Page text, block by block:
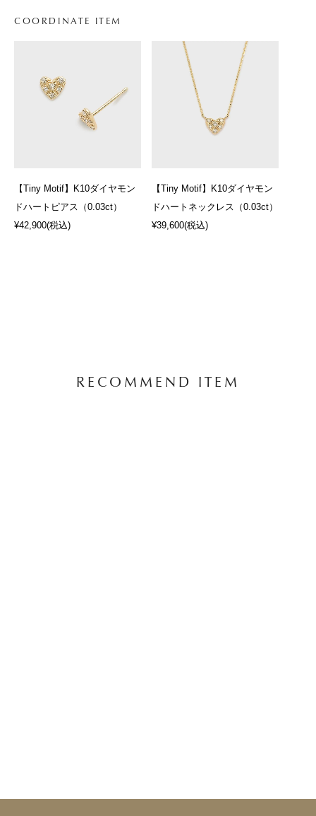
COORDINATE ITEM
【Tiny Motif】K10ダイヤモン
ドハートピアス（0.03ct）
¥42,900(税込)
【Tiny Motif】K10ダイヤモン
ドハートネックレス（0.03ct）
¥39,600(税込)
RECOMMEND ITEM